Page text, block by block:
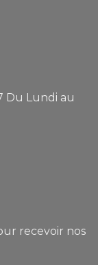
Du Lundi au
recevoir nos